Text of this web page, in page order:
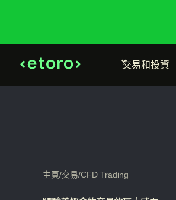
交易和投資
主頁/交易/CFD Trading